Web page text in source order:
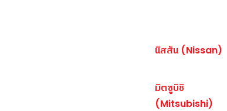
นิสสัน (Nissan)
มิตซูบิชิ
(Mitsubishi)